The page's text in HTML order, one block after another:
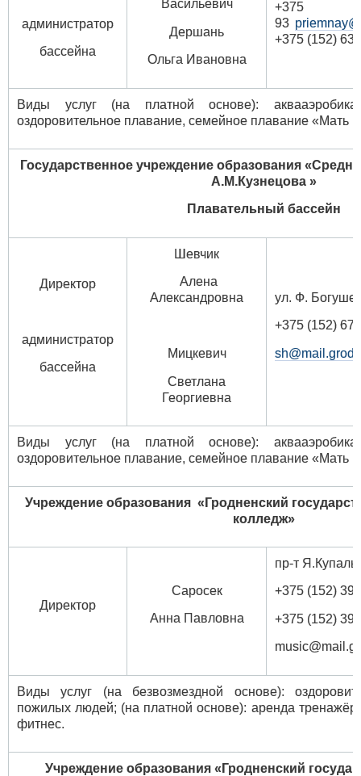
администратор
бассейна
Васильевич
Дершань
Ольга Ивановна
+375
93
+375 (152) 63
Виды услуг (на платной основе):
оздоровительное плавание, семейное плавание «Мать и
Государственное учреждение образования
А.М.Кузнецова »
Плавательный бассейн
Директор
администратор
бассейна
Шевчик
Алена
Александровна
Мицкевич
Светлана
Георгиевна
ул. Ф.
+375 (152) 67
Виды услуг (на платной основе):
оздоровительное плавание, семейное плавание «Мать и
Учреждение образования «Гродненский
колледж»
Директор
Саросек
Анна Павловна
пр-т
+375 (152) 39
+375 (152) 39
Виды услуг (на безвозмездной основе):
пожилых людей; (на платной основе): аренда
фитнес.
Учреждение образования «Гродненский